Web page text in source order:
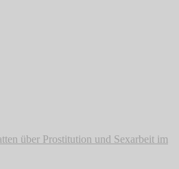
über Prostitution und Sexarbeit im